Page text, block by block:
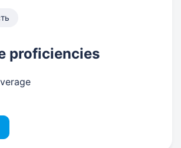
proficiencies